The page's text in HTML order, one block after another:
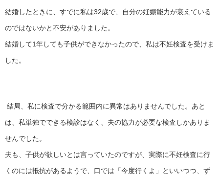
結婚したときに、すでに私は32歳で、自分の妊娠能力が衰えている
のではないかと不安がありました。
結婚して1年しても子供ができなかったので、私は不妊検査を受けま
した。
結局、私に検査で分かる範囲内に異常はありませんでした。あと
は、私単独でできる検診はなく、夫の協力が必要な検査しかありま
せんでした。
夫も、子供が欲しいとは言っていたのですが、実際に不妊検査に行
くのには抵抗があるようで、口では「今度行くよ」といいつつ、ず